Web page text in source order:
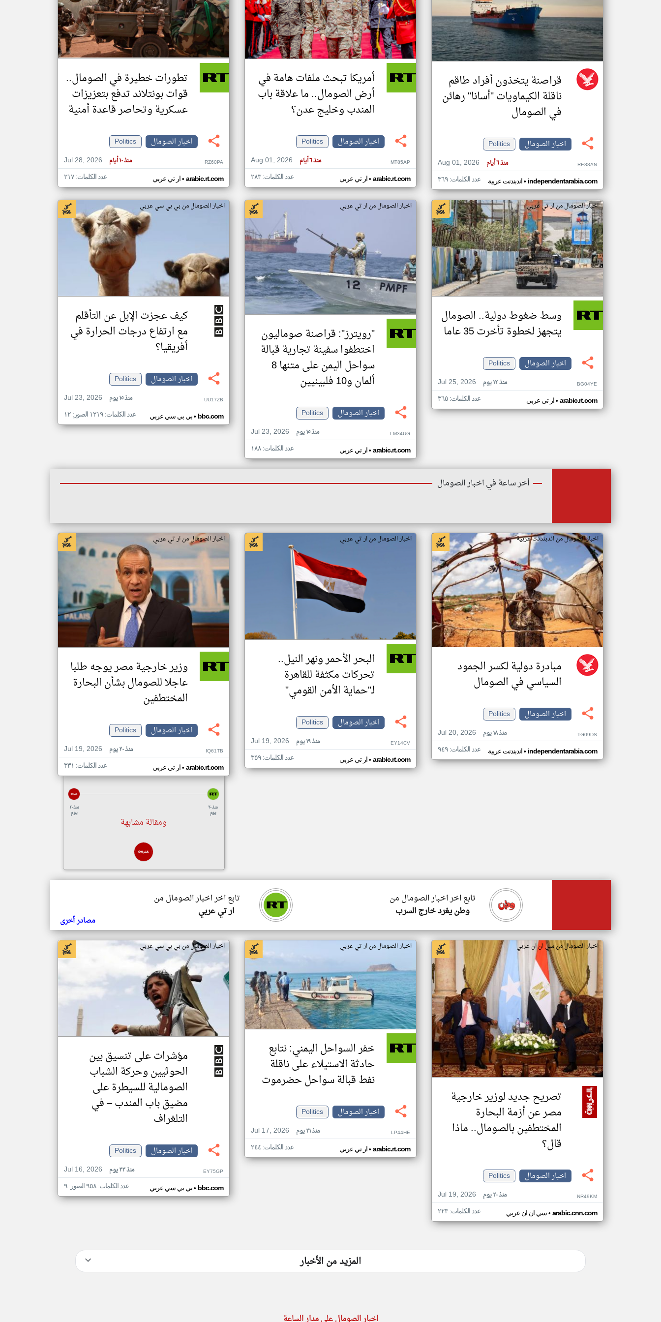
تغيير الدولة
مصادر الأخبار من الصومال
اخبار الصومال على مدار الساعة
أهم اخبار الصومال العاجلة والمباشرة
قراصنة يتخذون أفراد طاقم
ناقلة الكيماويات "أسانا" رهائن
في الصومال
اخبار الصومال
Politics
Aug 01, 2026
منذ ٦ أيام RE88AN
اندبندنت عربية• independentarabia.com عدد الكلمات: ٣٦٩
أمريكا تبحث ملفات هامة في
أرض الصومال.. ما علاقة باب
المندب وخليج عدن؟
اخبار الصومال
Politics
Aug 01, 2026
منذ ٦ أيام MT85AP
ار تي عربي• arabic.rt.com عدد الكلمات: ٢٨٣
تطورات خطيرة في الصومال..
قوات بونتلاند تدفع بتعزيزات
عسكرية وتحاصر قاعدة أمنية
اخبار الصومال
Politics
Jul 28, 2026
منذ ١٠ أيام RZ60PA
ار تي عربي• arabic.rt.com عدد الكلمات: ٢١٧
اخبار الصومال من ار تي عربي
وسط ضغوط دولية.. الصومال
يتجهز لخطوة تأخرت 35 عاما
اخبار الصومال
Politics
Jul 25, 2026
منذ ١٣ يوم BG04YE
ار تي عربي• arabic.rt.com عدد الكلمات: ٣٦٥
اخبار الصومال من ار تي عربي
"رويترز": قراصنة صوماليون
اختطفوا سفينة تجارية قبالة
سواحل اليمن على متنها 8
ألمان و10 فلبينيين
اخبار الصومال
Politics
Jul 23, 2026
منذ ١٥ يوم LM34UG
ار تي عربي• arabic.rt.com عدد الكلمات: ١٨٨
اخبار الصومال من بي بي سي عربي
كيف عجزت الإبل عن التأقلم
مع ارتفاع درجات الحرارة في
أفريقيا؟
اخبار الصومال
Politics
Jul 23, 2026
منذ ١٥ يوم UU17ZB
بي بي سي عربي• bbc.com عدد الكلمات: ١٢١٩ الصور: ١٢
أخر ساعة في اخبار الصومال
اخبار الصومال من اندبندنت عربية
مبادرة دولية لكسر الجمود
السياسي في الصومال
اخبار الصومال
Politics
Jul 20, 2026
منذ ١٨ يوم TG09DS
اندبندنت عربية• independentarabia.com عدد الكلمات: ٩٤٩
اخبار الصومال من ار تي عربي
البحر الأحمر ونهر النيل..
تحركات مكثفة للقاهرة
لـ"حماية الأمن القومي"
اخبار الصومال
Politics
Jul 19, 2026
منذ ١٩ يوم EY14CV
ار تي عربي• arabic.rt.com عدد الكلمات: ٣٥٩
اخبار الصومال من ار تي عربي
وزير خارجية مصر يوجه طلبا
عاجلا للصومال بشأن البحارة
المختطفين
اخبار الصومال
Politics
Jul 19, 2026
منذ ٢٠ يوم IQ61TB
ار تي عربي• arabic.rt.com عدد الكلمات: ٣٣١
منذ ٢٠
يوم
منذ ٢٠
يوم
ومقالة مشابهة
تابع اخر اخبار الصومال من
ار تي عربي
تابع اخر اخبار الصومال من
وطن يغرد خارج السرب
مصادر أخرى
اخبار الصومال من سي ان ان عربي
تصريح جديد لوزير خارجية
مصر عن أزمة البحارة
المختطفين بالصومال.. ماذا
قال؟
اخبار الصومال
Politics
Jul 19, 2026
منذ ٢٠ يوم NR49KM
سي ان ان عربي• arabic.cnn.com عدد الكلمات: ٢٢٣
اخبار الصومال من ار تي عربي
خفر السواحل اليمني: نتابع
حادثة الاستيلاء على ناقلة
نفط قبالة سواحل حضرموت
اخبار الصومال
Politics
Jul 17, 2026
منذ ٢١ يوم LP44HE
ار تي عربي• arabic.rt.com عدد الكلمات: ٢٤٤
اخبار الصومال من بي بي سي عربي
مؤشرات على تنسيق بين
الحوثيين وحركة الشباب
الصومالية للسيطرة على
مضيق باب المندب – في
التلغراف
اخبار الصومال
Politics
Jul 16, 2026
منذ ٢٣ يوم EY75GP
بي بي سي عربي• bbc.com عدد الكلمات: ٩٥٨ الصور: ٩
المزيد من الأخبار
klyoum.com